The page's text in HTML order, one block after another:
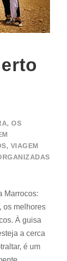
, OS
, VIAGEM
Marrocos:
os melhores
À guisa
a cerca
é um